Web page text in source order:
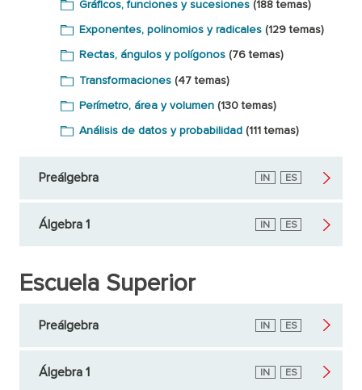
Gráficos, funciones y sucesiones (188 temas)
Exponentes, polinomios y radicales (129 temas)
Rectas, ángulos y polígonos (76 temas)
Transformaciones (47 temas)
Perímetro, área y volumen (130 temas)
Análisis de datos y probabilidad (111 temas)
Preálgebra Inglés
IN Español
ES
Álgebra 1 Inglés
IN Español
ES
Escuela Superior
Preálgebra Inglés
IN Español
ES
Álgebra 1 Inglés
IN Español
ES